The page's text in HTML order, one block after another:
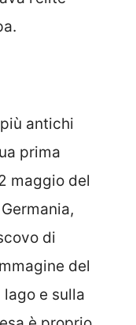
antichi
prima
maggio del
di
del
e sulla